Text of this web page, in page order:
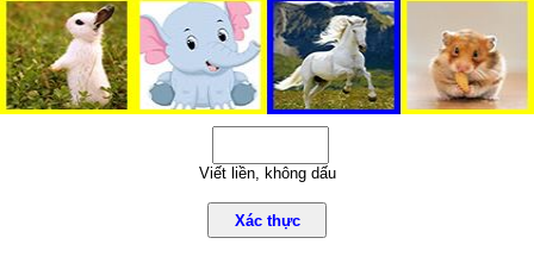
Viết liền, không dấu
Xác thực